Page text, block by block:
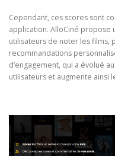
Cependant, ces scores sont
application. AlloCiné propose
utilisateurs de noter les films,
recommandations
d’engagement, qui a évolué
utilisateurs et augmente ainsi